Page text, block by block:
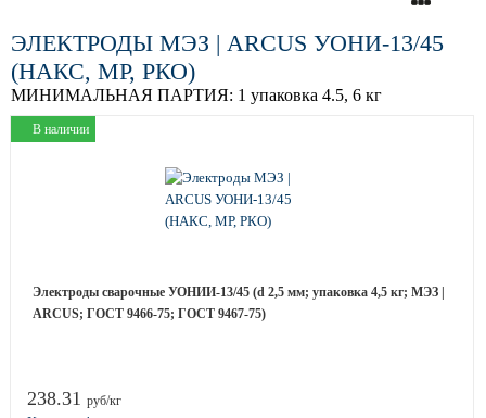
ЭЛЕКТРОДЫ МЭЗ | ARCUS УОНИ-13/45
(НАКС, МР, РКО)
МИНИМАЛЬНАЯ ПАРТИЯ: 1 упаковка 4.5, 6 кг
В наличии
Электроды сварочные УОНИИ-13/45 (d 2,5 мм; упаковка 4,5 кг; МЭЗ |
ARCUS; ГОСТ 9466-75; ГОСТ 9467-75)
238.31 руб/кг